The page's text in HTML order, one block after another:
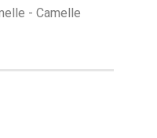
- Camelle